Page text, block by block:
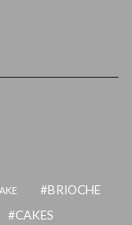
BRIOCHE
CAKES